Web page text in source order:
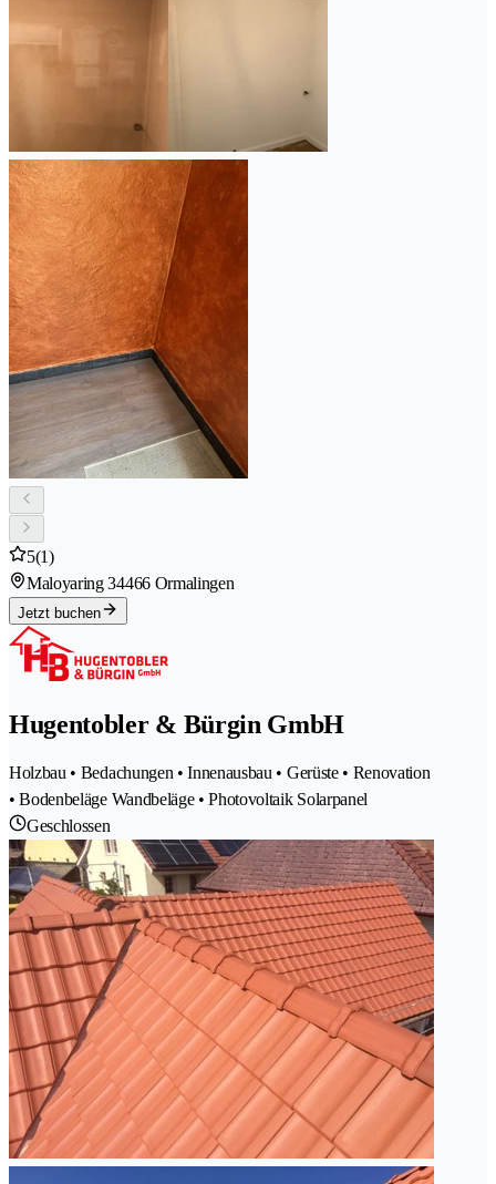
5(1)
Maloyaring 34466 Ormalingen
Jetzt buchen
Hugentobler & Bürgin GmbH
Holzbau • Bedachungen • Innenausbau • Gerüste • Renovation
• Bodenbeläge Wandbeläge • Photovoltaik Solarpanel
Geschlossen